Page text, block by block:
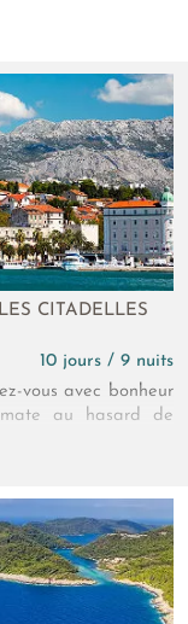
embaument villages
CITADELLES
10 jours / 9 nuits
vous avec bonheur
au hasard de
d’églises romaines